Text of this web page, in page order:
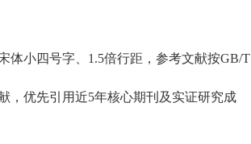
体小四号字、1.5倍行距，参考文献按GB/T
，优先引用近5年核心期刊及实证研究成